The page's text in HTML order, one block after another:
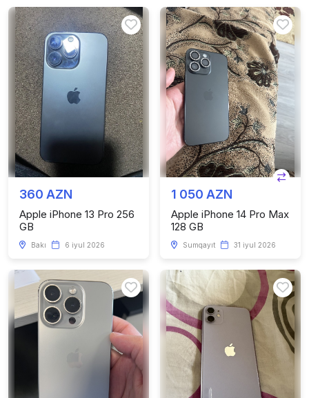
360 AZN
Apple iPhone 13 Pro 256
GB
Bakı 6 iyul 2026
1 050 AZN
Apple iPhone 14 Pro Max
128 GB
Sumqayıt 31 iyul 2026